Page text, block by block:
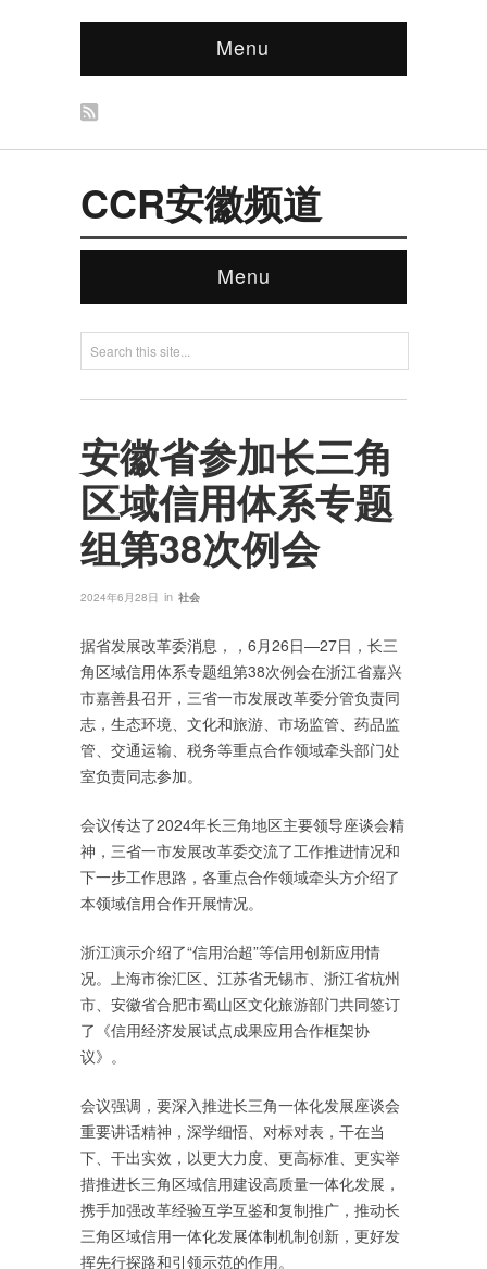
Menu
CCR安徽频道
Menu
安徽省参加长三角
区域信用体系专题
组第38次例会
2024年6月28日 in 社会
据省发展改革委消息，，6月26日—27日，长三
角区域信用体系专题组第38次例会在浙江省嘉兴
市嘉善县召开，三省一市发展改革委分管负责同
志，生态环境、文化和旅游、市场监管、药品监
管、交通运输、税务等重点合作领域牵头部门处
室负责同志参加。
会议传达了2024年长三角地区主要领导座谈会精
神，三省一市发展改革委交流了工作推进情况和
下一步工作思路，各重点合作领域牵头方介绍了
本领域信用合作开展情况。
浙江演示介绍了“信用治超”等信用创新应用情
况。上海市徐汇区、江苏省无锡市、浙江省杭州
市、安徽省合肥市蜀山区文化旅游部门共同签订
了《信用经济发展试点成果应用合作框架协
议》。
会议强调，要深入推进长三角一体化发展座谈会
重要讲话精神，深学细悟、对标对表，干在当
下、干出实效，以更大力度、更高标准、更实举
措推进长三角区域信用建设高质量一体化发展，
携手加强改革经验互学互鉴和复制推广，推动长
三角区域信用一体化发展体制机制创新，更好发
挥先行探路和引领示范的作用。